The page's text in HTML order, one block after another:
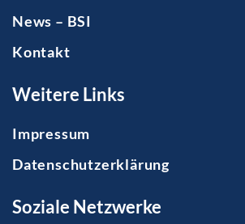
News – BSI
Kontakt
Weitere Links
Impressum
Datenschutzerklärung
Soziale Netzwerke